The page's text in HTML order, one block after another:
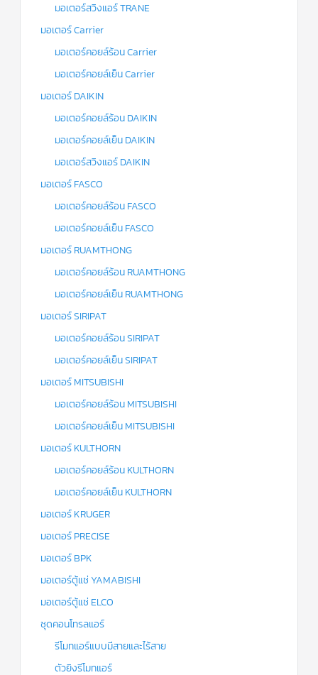
มอเตอร์สวิงแอร์ TRANE
มอเตอร์ Carrier
มอเตอร์คอยล์ร้อน Carrier
มอเตอร์คอยล์เย็น Carrier
มอเตอร์ DAIKIN
มอเตอร์คอยล์ร้อน DAIKIN
มอเตอร์คอยล์เย็น DAIKIN
มอเตอร์สวิงแอร์ DAIKIN
มอเตอร์ FASCO
มอเตอร์คอยล์ร้อน FASCO
มอเตอร์คอยล์เย็น FASCO
มอเตอร์ RUAMTHONG
มอเตอร์คอยล์ร้อน RUAMTHONG
มอเตอร์คอยล์เย็น RUAMTHONG
มอเตอร์ SIRIPAT
มอเตอร์คอยล์ร้อน SIRIPAT
มอเตอร์คอยล์เย็น SIRIPAT
มอเตอร์ MITSUBISHI
มอเตอร์คอยล์ร้อน MITSUBISHI
มอเตอร์คอยล์เย็น MITSUBISHI
มอเตอร์ KULTHORN
มอเตอร์คอยล์ร้อน KULTHORN
มอเตอร์คอยล์เย็น KULTHORN
มอเตอร์ KRUGER
มอเตอร์ PRECISE
มอเตอร์ BPK
มอเตอร์ตู้แช่ YAMABISHI
มอเตอร์ตู้แช่ ELCO
ชุดคอนโทรลแอร์
รีโมทแอร์แบบมีสายและไร้สาย
ตัวยิงรีโมทแอร์